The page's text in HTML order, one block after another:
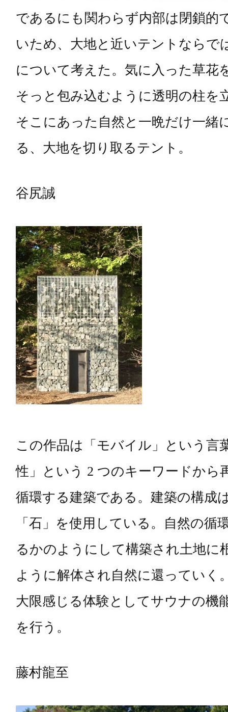
であるにも関わらず内部は閉鎖的
いため、大地と近いテントならで
について考えた。気に入った草花
そっと包み込むように透明の柱を
そこにあった自然と一晩だけ一緒
る、大地を切り取るテント。
谷尻誠
この作品は「モバイル」という言
性」という 2 つのキーワードから
循環する建築である。建築の構成
「石」を使用している。自然の循
るかのようにして構築され土地に
ように解体され自然に還っていく
大限感じる体験としてサウナの機
を行う。
藤村龍至